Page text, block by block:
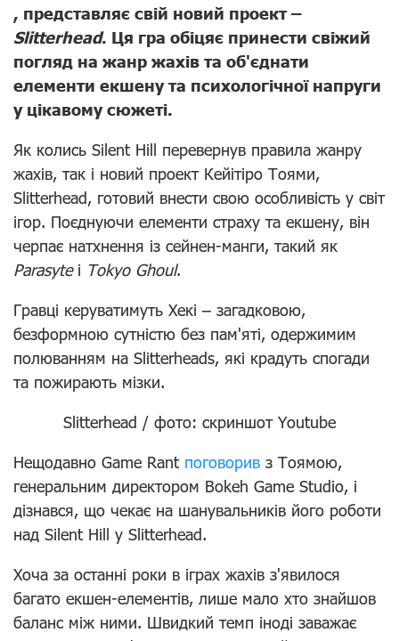
, представляє свій новий проект –
Slitterhead. Ця гра обіцяє принести свіжий
погляд на жанр жахів та об'єднати
елементи екшену та психологічної напруги
у цікавому сюжеті.
Як колись Silent Hill перевернув правила жанру
жахів, так і новий проект Кейітіро Тоями,
Slitterhead, готовий внести свою особливість у світ
ігор. Поєднуючи елементи страху та екшену, він
черпає натхнення із сейнен-манги, такий як
Parasyteі Tokyo Ghoul.
Гравці керуватимуть Хекі – загадковою,
безформною сутністю без пам'яті, одержимим
полюванням на Slitterheads, які крадуть спогади
та пожирають мізки.
Slitterhead / фото: скриншот Youtube
Нещодавно Game Rant поговорив з Тоямою,
генеральним директором Bokeh Game Studio, і
дізнався, що чекає на шанувальників його роботи
над Silent Hill у Slitterhead.
Хоча за останні роки в іграх жахів з'явилося
багато екшен-елементів, лише мало хто знайшов
баланс між ними. Швидкий темп іноді заважає